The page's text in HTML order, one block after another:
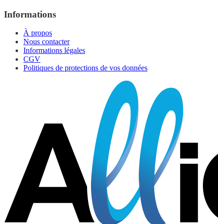
Informations
À propos
Nous contacter
Informations légales
CGV
Politiques de protections de vos données